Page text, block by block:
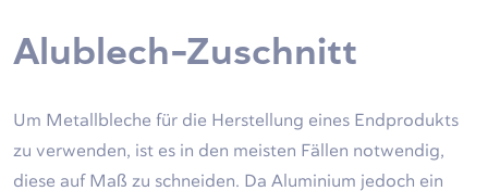
Alublech-Zuschnitt
Um Metallbleche für die Herstellung eines Endprodukts
zu verwenden, ist es in den meisten Fällen notwendig,
diese auf Maß zu schneiden. Da Aluminium jedoch ein